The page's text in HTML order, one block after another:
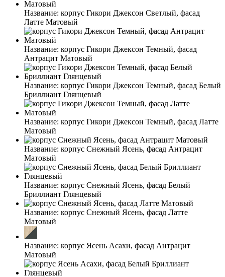
Название: корпус Гикори Джексон Светлый, фасад
Латте Матовый
Название: корпус Гикори Джексон Темный, фасад
Антрацит Матовый
Название: корпус Гикори Джексон Темный, фасад Белый
Бриллиант Глянцевый
Название: корпус Гикори Джексон Темный, фасад Латте
Матовый
Название: корпус Снежный Ясень, фасад Антрацит
Матовый
Название: корпус Снежный Ясень, фасад Белый
Бриллиант Глянцевый
Название: корпус Снежный Ясень, фасад Латте
Матовый
Название: корпус Ясень Асахи, фасад Антрацит
Матовый